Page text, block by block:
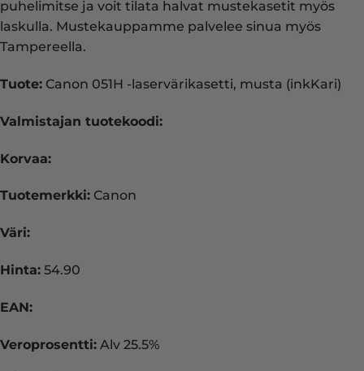
puhelimitse ja voit tilata halvat mustekasetit myös
laskulla. Mustekauppamme palvelee sinua myös
Tampereella.
Tuote: Canon 051H -laservärikasetti, musta (inkKari)
Valmistajan tuotekoodi:
Korvaa:
Tuotemerkki: Canon
Väri:
Hinta: 54.90
EAN:
Veroprosentti: Alv 25.5%